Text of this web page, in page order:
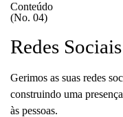
Conteúdo
(No. 04)
Redes Sociais
Gerimos as suas redes
construindo uma
às pessoas.